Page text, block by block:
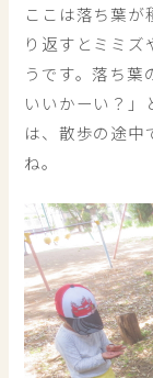
ここは落ち葉が
り返すとミミズ
うです。落ち葉
いいかーい？」
は、散歩の途中
ね。